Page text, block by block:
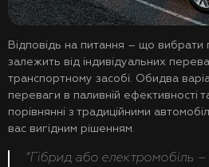
Відповідь на питання – що вибрати
залежить від індивідуальних
транспортному засобі. Обидва
переваги в паливній ефективності
порівнянні з традиційними
вас вигідним рішенням.
“Гібрид або електромобіль –